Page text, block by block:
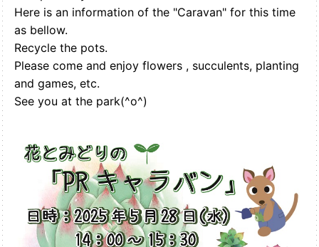
Here is an information of the "Caravan" for this time
as bellow.
Recycle the pots.
Please come and enjoy flowers , succulents, planting
and games, etc.
See you at the park(^o^)